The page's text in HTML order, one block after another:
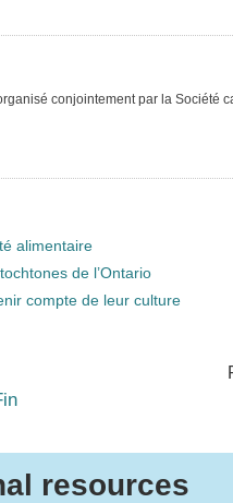
conjointement par la Société
alimentaire
de l’Ontario
compte de leur culture
resources